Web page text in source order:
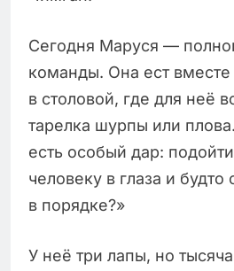
Сегодня Маруся —
команды. Она ест вместе
в столовой, где для неё
тарелка шурпы или
есть особый дар:
человеку в глаза и
в порядке?»
У неё три лапы, но